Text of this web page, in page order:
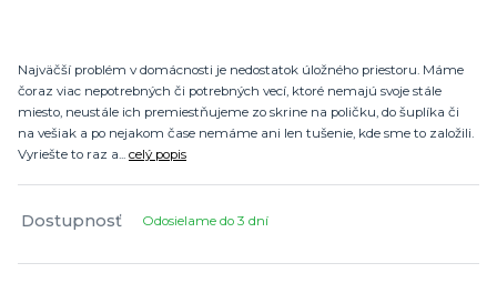
Najväčší problém v domácnosti je nedostatok úložného priestoru. Máme
čoraz viac nepotrebných či potrebných vecí, ktoré nemajú svoje stále
miesto, neustále ich premiestňujeme zo skrine na poličku, do šuplíka či
na vešiak a po nejakom čase nemáme ani len tušenie, kde sme to založili.
Vyriešte to raz a... celý popis
Dostupnosť Odosielame do 3 dní